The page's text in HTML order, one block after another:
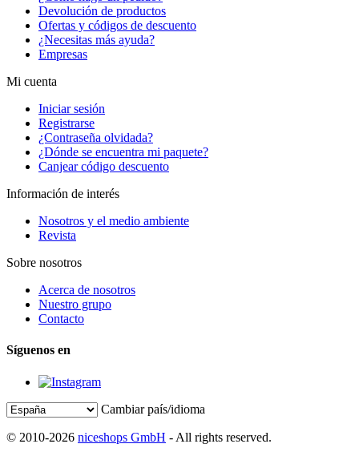
Devolución de productos
Ofertas y códigos de descuento
¿Necesitas más ayuda?
Empresas
Mi cuenta
Iniciar sesión
Registrarse
¿Contraseña olvidada?
¿Dónde se encuentra mi paquete?
Canjear código descuento
Información de interés
Nosotros y el medio ambiente
Revista
Sobre nosotros
Acerca de nosotros
Nuestro grupo
Contacto
Síguenos en
Cambiar país/idioma
© 2010-2026 niceshops GmbH - All rights reserved.